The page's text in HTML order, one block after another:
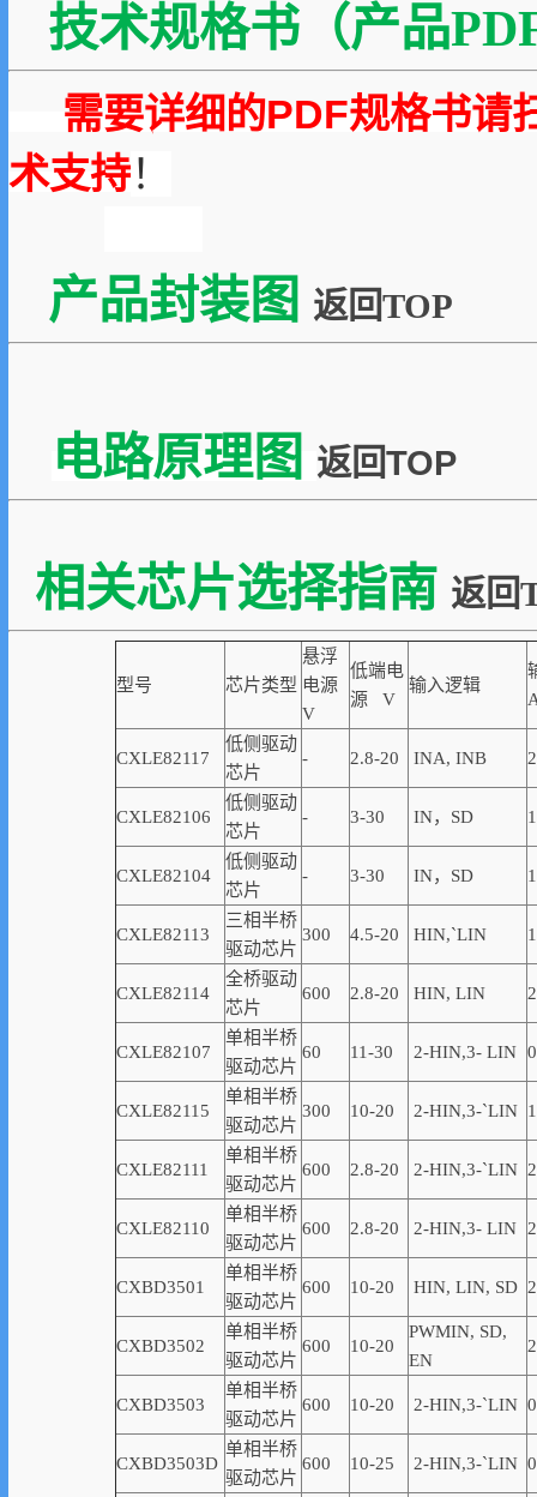
技术规格书（产品
需要详细的PDF规格书请
术支持！
产品封装图 返回TOP
电路原理图 返回TOP
相关芯片选择指南 返回
型号 芯片类型
悬浮
电源
V
低端电
源 V
输入逻辑
CXLE82117
低侧驱动
芯片
- 2.8-20 INA, INB
CXLE82106
低侧驱动
芯片
- 3-30 IN，SD
CXLE82104
低侧驱动
芯片
- 3-30 IN，SD
CXLE82113
三相半桥
驱动芯片
300 4.5-20 HIN,`LIN
CXLE82114
全桥驱动
芯片
600 2.8-20 HIN, LIN
CXLE82107
单相半桥
驱动芯片
60 11-30 2-HIN,3- LIN
CXLE82115
单相半桥
驱动芯片
300 10-20 2-HIN,3-`LIN
CXLE82111
单相半桥
驱动芯片
600 2.8-20 2-HIN,3-`LIN
CXLE82110
单相半桥
驱动芯片
600 2.8-20 2-HIN,3- LIN
CXBD3501
单相半桥
驱动芯片
600 10-20 HIN, LIN, SD
CXBD3502
单相半桥
驱动芯片
600 10-20
PWMIN, SD,
EN
CXBD3503
单相半桥
驱动芯片
600 10-20 2-HIN,3-`LIN
CXBD3503D
单相半桥
驱动芯片
600 10-25 2-HIN,3-`LIN